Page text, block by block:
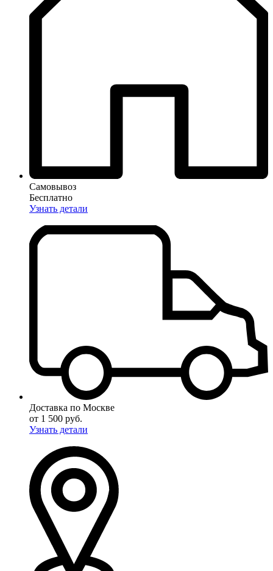
Самовывоз
Бесплатно
Узнать детали
Доставка по Москве
от 1 500 руб.
Узнать детали